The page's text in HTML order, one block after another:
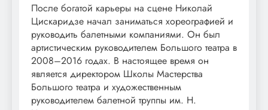
После богатой карьеры на сцене Николай
Цискаридзе начал заниматься хореографией и
руководить балетными компаниями. Он был
артистическим руководителем Большого театра в
2008–2016 годах. В настоящее время он
является директором Школы Мастерства
Большого театра и художественным
руководителем балетной труппы им. Н.